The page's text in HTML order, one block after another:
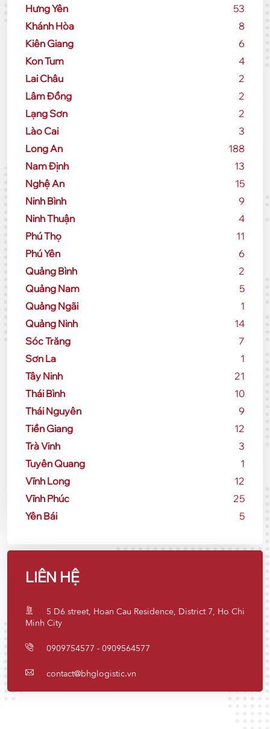
Hưng Yên
53
Khánh Hòa
8
Kiên Giang
6
Kon Tum
4
Lai Châu
2
Lâm Đồng
2
Lạng Sơn
2
Lào Cai
3
Long An
188
Nam Định
13
Nghệ An
15
Ninh Bình
9
Ninh Thuận
4
Phú Thọ
11
Phú Yên
6
Quảng Bình
2
Quảng Nam
5
Quảng Ngãi
1
Quảng Ninh
14
Sóc Trăng
7
Sơn La
1
Tây Ninh
21
Thái Bình
10
Thái Nguyên
9
Tiền Giang
12
Trà Vinh
3
Tuyên Quang
1
Vĩnh Long
12
Vĩnh Phúc
25
Yên Bái
5
LIÊN HỆ
5 D6 street, Hoan Cau Residence, District 7, Ho Chi
Minh City
0909754577 - 0909564577
contact@bhglogistic.vn